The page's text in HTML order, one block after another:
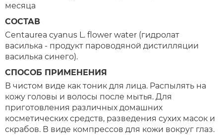
месяца
СОСТАВ
Centaurea cyanus L. flower water (гидролат
василька - продукт пароводяной дистилляции
василька синего).
СПОСОБ ПРИМЕНЕНИЯ
В чистом виде как тоник для лица. Распылять на
кожу головы и волосы после мытья. Для
приготовления различных домашних
косметических средств, разведения сухих масок и
скрабов. В виде компрессов для кожи вокруг глаз.